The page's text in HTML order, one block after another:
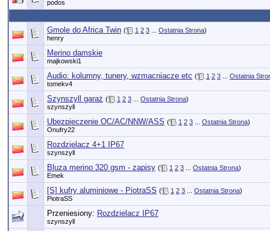
podos
Gmole do Africa Twin ( 1 2 3 Ostatnia Strona)
henry
Merino damskie
majkowski1
Audio: kolumny, tunery, wzmacniacze etc ( 1 2 3
Ostatnia
tomekv4
Szynszyll garaż ( 1 2 3 Ostatnia Strona)
szynszyll
Ubezpieczenie OC/AC/NNW/ASS ( 1 2 3 Ostatnia Strona)
Onufry22
Rozdzielacz 4+1 IP67
szynszyll
Bluza merino 320 gsm - zapisy ( 1 2 3 Ostatnia Strona)
Emek
[S] kufry aluminiowe - PiotraSS ( 1 2 3 Ostatnia Strona)
PiotraSS
Przeniesiony: Rozdzielacz IP67
szynszyll